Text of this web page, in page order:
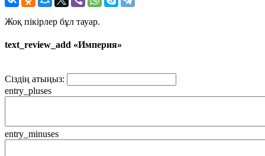
Жоқ пікірлер бұл тауар.
text_review_add «Империя»
Сіздің атыңыз:
entry_pluses
entry_minuses